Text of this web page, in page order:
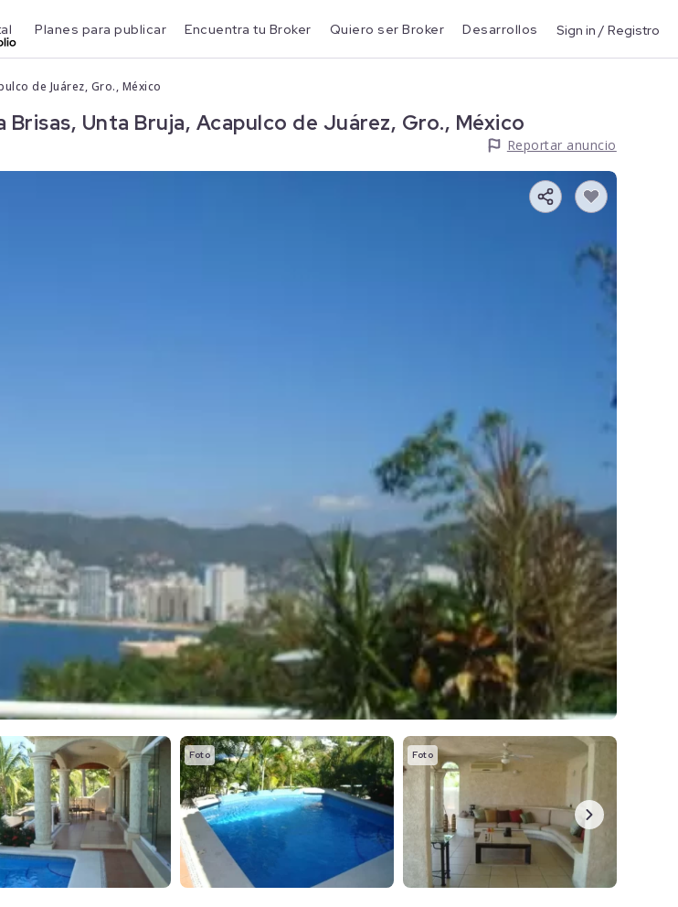
Planes para publicar Encuentra tu Broker Quiero ser Broker Desarrollos Sign in / Registro
de Juárez, Gro., México
Unta Bruja, Acapulco de Juárez, Gro., México
Reportar anuncio
Foto Foto